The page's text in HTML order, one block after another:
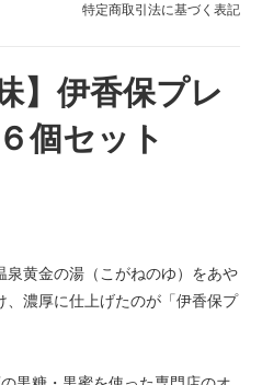
特定商取引法に基づく表記
】伊香保プレ
個セット
黄金の湯（こがねのゆ）をあや
濃厚に仕上げたのが「伊香保プ